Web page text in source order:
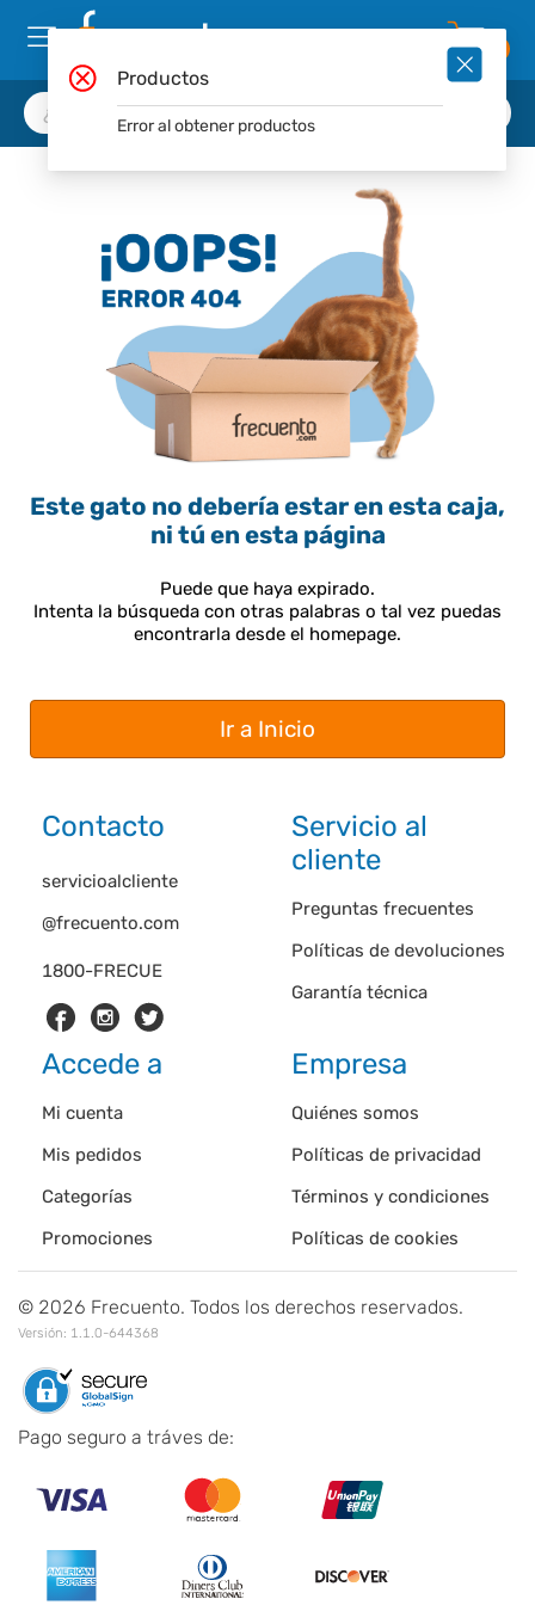
Este gato no debería estar en esta caja,
ni tú en esta página
Puede que haya expirado.
Intenta la búsqueda con otras palabras o tal vez puedas
encontrarla desde el homepage.
Ir a Inicio
Contacto
1800-FRECUE
servicioalcliente
@frecuento.com
Servicio al
cliente
Preguntas frecuentes
Políticas de devoluciones
Garantía técnica
Accede a
Mi cuenta
Mis pedidos
Categorías
Promociones
Empresa
Quiénes somos
Políticas de privacidad
Términos y condiciones
Políticas de cookies
© 2026 Frecuento. Todos los derechos reservados.
Versión: 1.1.0-644368
Pago seguro a tráves de:
Productos
Error al obtener productos